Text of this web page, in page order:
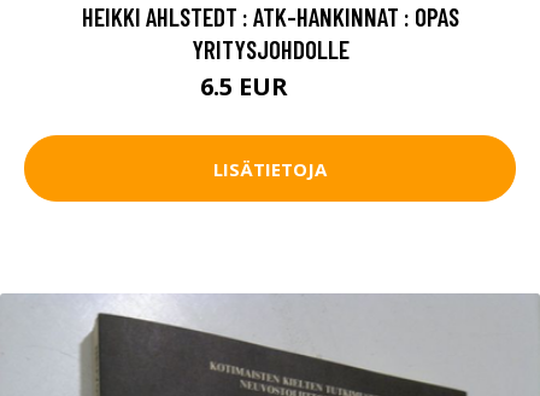
HEIKKI AHLSTEDT : ATK-HANKINNAT : OPAS
YRITYSJOHDOLLE
6.5 EUR
LISÄTIETOJA